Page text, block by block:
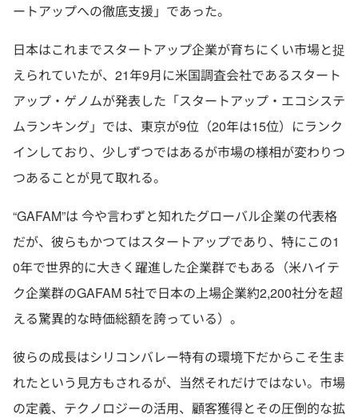
ートアップへの徹底支援」であった。
日本はこれまでスタートアップ企業が育ちにくい市場と捉
えられていたが、21年9月に米国調査会社であるスタート
アップ・ゲノムが発表した「スタートアップ・エコシステ
ムランキング」では、東京が9位（20年は15位）にランク
インしており、少しずつではあるが市場の様相が変わりつ
つあることが見て取れる。
“GAFAM”は 今や言わずと知れたグローバル企業の代表格
だが、彼らもかつてはスタートアップであり、特にこの1
0年で世界的に大きく躍進した企業群でもある（米ハイテ
ク企業群のGAFAM 5社で日本の上場企業約2,200社分を超
える驚異的な時価総額を誇っている）。
彼らの成長はシリコンバレー特有の環境下だからこそ生ま
れたという見方もされるが、当然それだけではない。市場
の定義、テクノロジーの活用、顧客獲得とその圧倒的な拡